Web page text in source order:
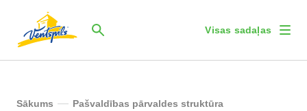
Visas sadaļas
Sākums Pašvaldības pārvaldes struktūra